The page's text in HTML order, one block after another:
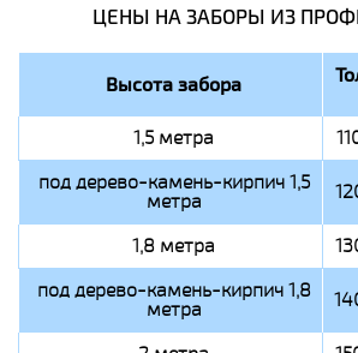
ЦЕНЫ НА ЗАБОРЫ ИЗ
Высота забора
1,5 метра
под дерево-камень-кирпич 1,5
метра
1,8 метра
под дерево-камень-кирпич 1,8
метра